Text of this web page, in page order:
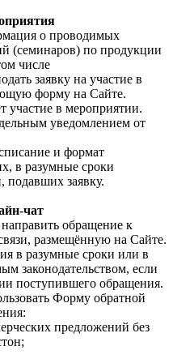
о проводимых
(семинаров) по продукции
числе
заявку на участие в
форму на Сайте.
участие в мероприятии.
уведомлением от
и формат
в разумные сроки
подавших заявку.
чат
обращение к
размещённую на Сайте.
в разумные сроки или в
законодательством, если
поступившего обращения.
Форму обратной
предложений без